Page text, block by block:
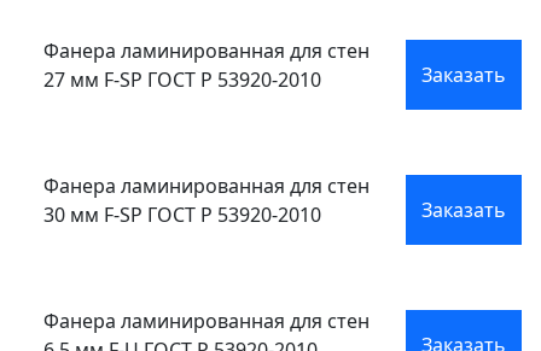
Фанера ламинированная для стен
27 мм F-SP ГОСТ Р 53920-2010
Заказать
Фанера ламинированная для стен
30 мм F-SP ГОСТ Р 53920-2010
Заказать
Фанера ламинированная для стен
Заказать